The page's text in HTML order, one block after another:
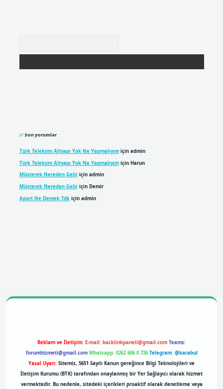
Son yorumlar
Türk Telekom Altyapı Yok Ne Yapmalıyımiçin admin
Türk Telekom Altyapı Yok Ne Yapmalıyımiçin Harun
Müşterek Nereden Geliriçin admin
Müşterek Nereden Geliriçin Demir
Aport Ne Demek Tdkiçin admin
Reklam ve İletişim: E-mail: backlinkpaneli@gmail.com Teams:
forumhizmeti@gmail.com Whatsapp: 0262 606 0 726 Telegram: @karabul
Yasal Uyarı: Sitemiz, 5651 Sayılı Kanun gereğince Bilgi Teknolojileri ve
İletişim Kurumu (BTK) tarafından onaylanmış bir Yer Sağlayıcı olarak hizmet
vermektedir. Bu nedenle, sitedeki içerikleri proaktif olarak denetleme veya